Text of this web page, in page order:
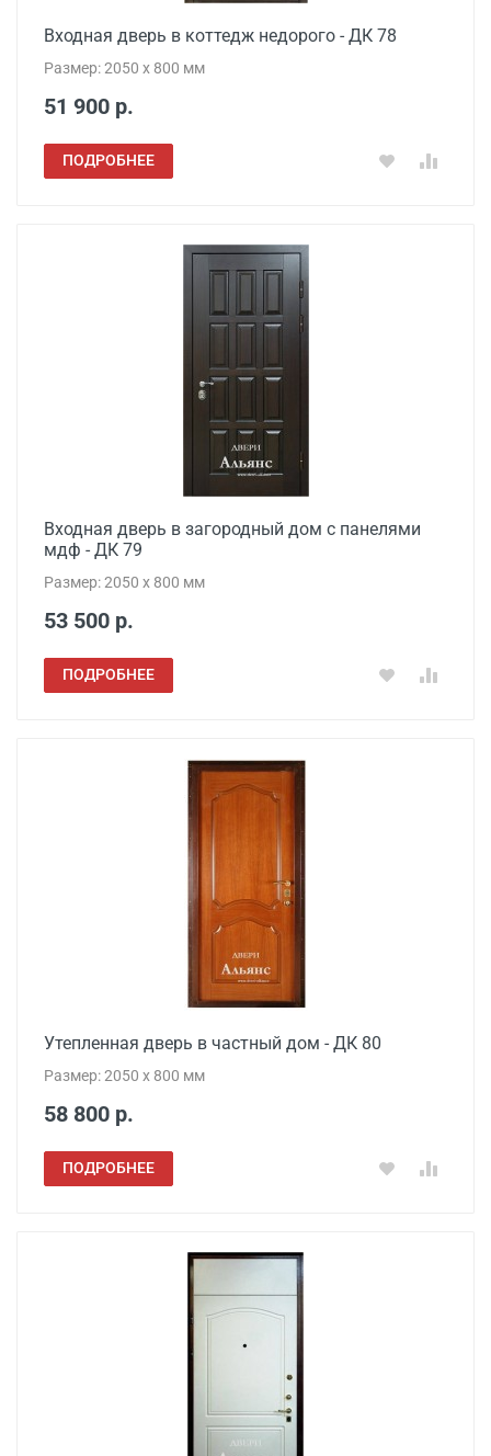
Входная дверь в коттедж недорого - ДК 78
Размер: 2050 x 800 мм
51 900 р.
ПОДРОБНЕЕ
Входная дверь в загородный дом с панелями
мдф - ДК 79
Размер: 2050 x 800 мм
53 500 р.
ПОДРОБНЕЕ
Утепленная дверь в частный дом - ДК 80
Размер: 2050 x 800 мм
58 800 р.
ПОДРОБНЕЕ